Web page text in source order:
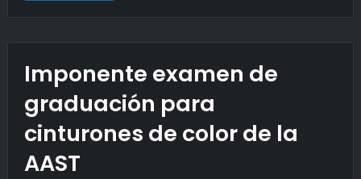
Imponente examen de
graduación para
cinturones de color de la
AAST